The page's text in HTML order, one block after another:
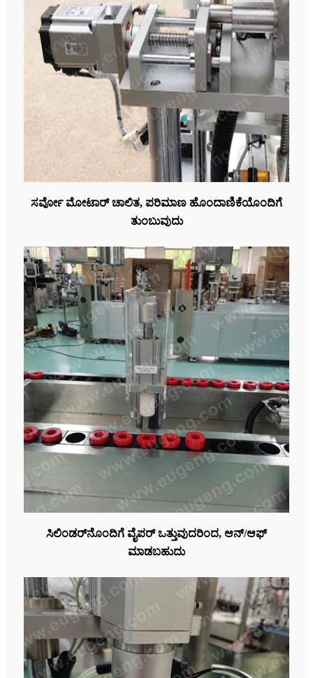
ಸರ್ವೋ ಮೋಟಾರ್ ಚಾಲಿತ, ಪರಿಮಾಣ ಹೊಂದಾಣಿಕೆಯೊಂದಿಗೆ
ತುಂಬುವುದು
ಸಿಲಿಂಡರ್‌ನೊಂದಿಗೆ ವೈಪರ್ ಒತ್ತುವುದರಿಂದ, ಆನ್/ಆಫ್
ಮಾಡಬಹುದು